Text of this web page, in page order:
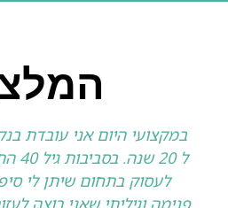
במקצועי היום אני עובדת
ל
לעסוק בתחום שיתן לי
פנימה וגיליתי שאני רוצה